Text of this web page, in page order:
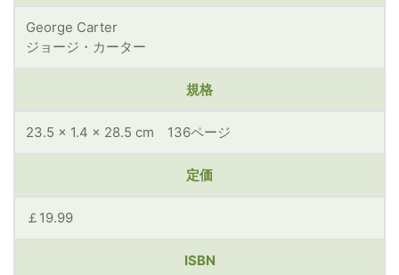
George Carter
ジョージ・カーター
規格
23.5 x 1.4 x 28.5 cm 136ページ
定価
￡19.99
ISBN